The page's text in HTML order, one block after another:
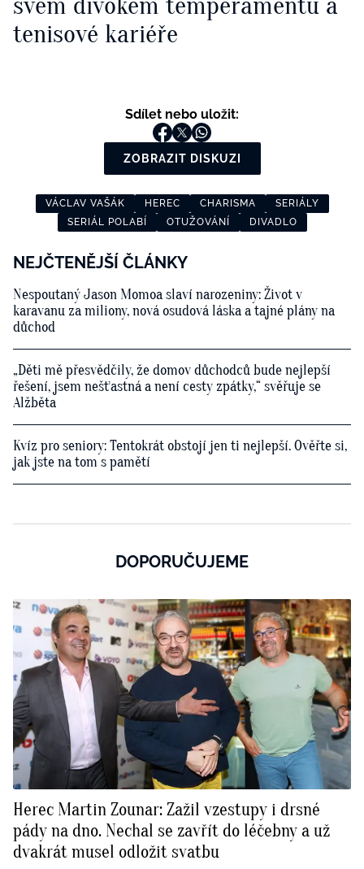
tenisové kariéře
Sdílet nebo uložit:
ZOBRAZIT DISKUZI
VÁCLAV VAŠÁK HEREC CHARISMA
SERIÁLY
SERIÁL POLABÍ
OTUŽOVÁNÍ DIVADLO
NEJČTENĚJŠÍ ČLÁNKY
Nespoutaný Jason Momoa slaví narozeniny: Život v
karavanu za miliony, nová osudová láska a tajné plány na
důchod
„Děti mě přesvědčily, že domov důchodců bude nejlepší
řešení, jsem nešťastná a není cesty zpátky,“ svěřuje se
Alžběta
Kvíz pro seniory: Tentokrát obstojí jen ti nejlepší. Ověřte si,
jak jste na tom s pamětí
DOPORUČUJEME
Herec Martin Zounar: Zažil vzestupy i drsné
pády na dno. Nechal se zavřít do léčebny a už
dvakrát musel odložit svatbu